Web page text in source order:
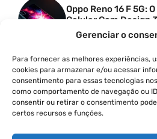
Gerenciar o
Para fornecer as melhores experiências,
cookies para armazenar e/ou acessar
consentimento para essas tecnologias
como comportamento de navegação ou
consentir ou retirar o consentimento
certos recursos e funções.
Oppo Reno 16 F 5G: O
Celular Com Design
Surreal E Câmeras
MP
PRODUTIVIDADE
Faca Isso Agora
Siri Melhor
INSIGHTS & OPINIÃO
A Guerra Dos